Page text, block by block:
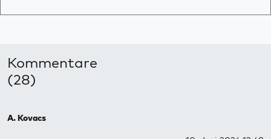
Kommentare
(28)
A. Kovacs